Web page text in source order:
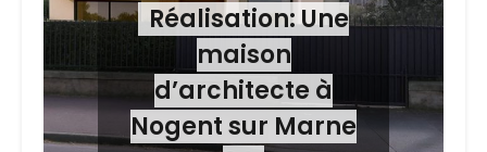
Réalisation: Une
maison
d’architecte à
Nogent sur Marne